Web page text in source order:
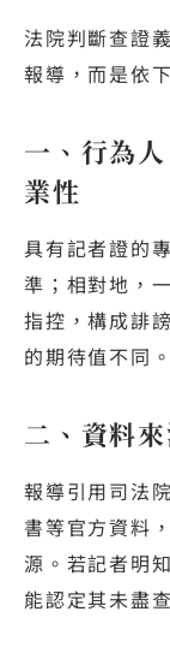
法院判斷查證
報導，而是依
一、行為
業性
具有記者證的
準；相對地，
指控，構成誹
的期待值不同。
二、資料
報導引用司法
書等官方資料
源。若記者明
能認定其未盡